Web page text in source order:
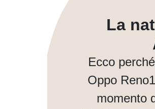
La
Ecco
Oppo
momento